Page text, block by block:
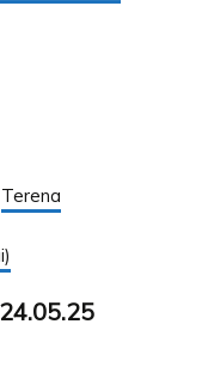
Terena